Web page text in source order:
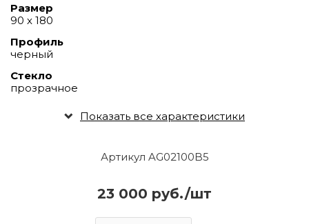
Артикул AG02100B5
23 000 руб./шт
Размер
90 х 180
Профиль
черный
Стекло
прозрачное
Показать все характеристики